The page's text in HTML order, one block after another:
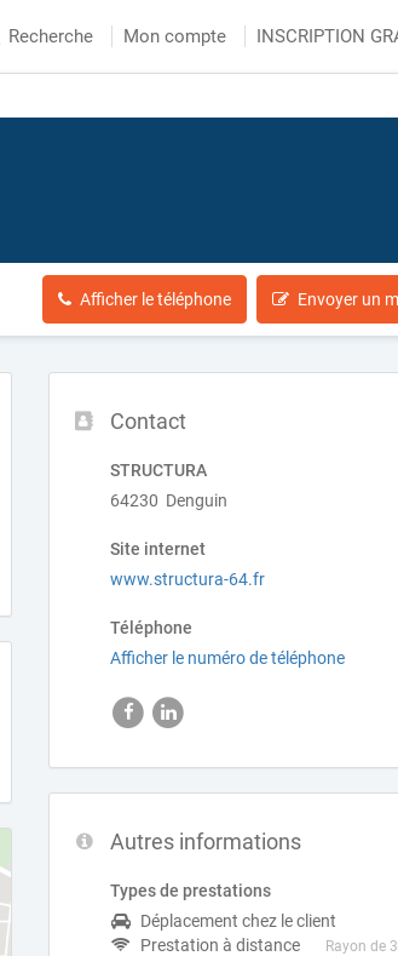
Recherche Mon compte INSCRIPTION
Afficher le téléphone Envoyer un
Contact
STRUCTURA
64230 Denguin
Site internet
www.structura-64.fr
Téléphone
Afficher le numéro de téléphone
Autres informations
Types de prestations
Déplacement chez le client
Rayon de
Prestation à distance